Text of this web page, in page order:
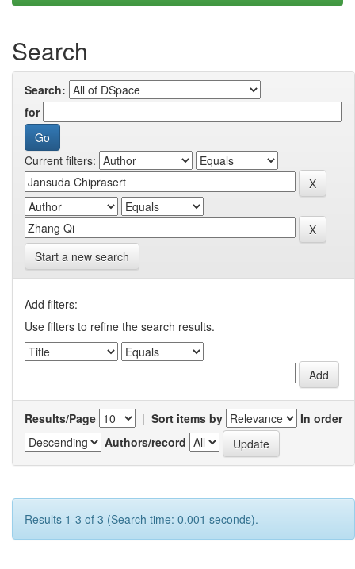
Search
Search:
for
Current filters:
Start a new search
Add filters:
Use filters to refine the search results.
Results/Page | Sort items by
In order
Authors/record
Results 1-3 of 3 (Search time: 0.001 seconds).